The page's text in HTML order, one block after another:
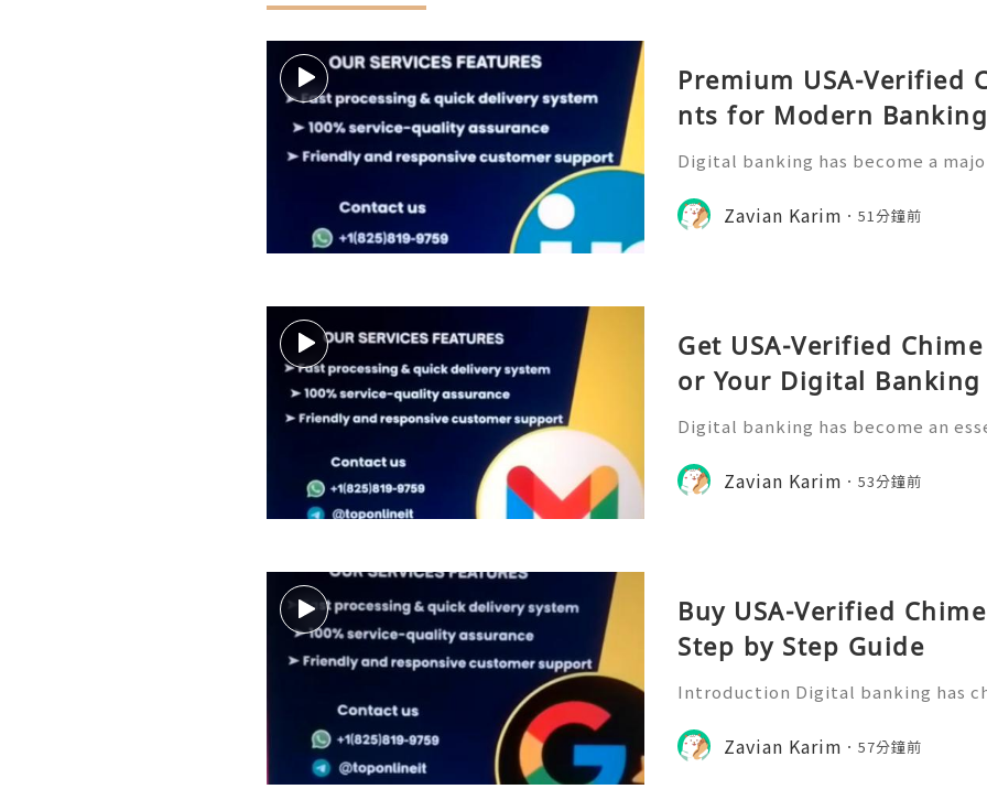
Premium USA-Verified
nts for Modern
Digital banking has become a
ckly and conveniently from their
rowth of online financia
Zavian Karim 51分鐘前
Get USA-Verified
or Your Digital Banking
Digital banking has become an
nsactions, monitor spending, and
ough mobile platforms. C
Zavian Karim 53分鐘前
Buy USA-Verified
Step by Step Guide
Introduction Digital banking has
sers can send money, receive
g, and manage everyday f
Zavian Karim 57分鐘前